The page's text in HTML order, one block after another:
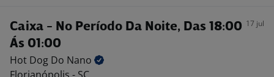
Caixa - No Período Da Noite, Das 18:00
Ás 01:00
17 jul
Hot Dog Do Nano